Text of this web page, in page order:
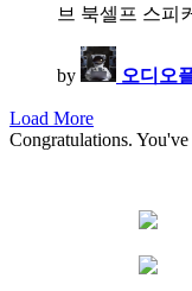
브 북셀프 스피
by 오디오
Load More
Congratulations.